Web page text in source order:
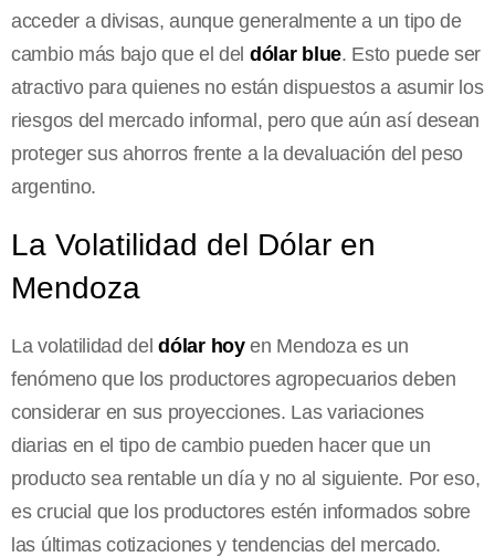
acceder a divisas, aunque generalmente a un tipo de
cambio más bajo que el del dólar blue. Esto puede ser
atractivo para quienes no están dispuestos a asumir los
riesgos del mercado informal, pero que aún así desean
proteger sus ahorros frente a la devaluación del peso
argentino.
La Volatilidad del Dólar en
Mendoza
La volatilidad deldólar hoyen Mendoza es un
fenómeno que los productores agropecuarios deben
considerar en sus proyecciones. Las variaciones
diarias en el tipo de cambio pueden hacer que un
producto sea rentable un día y no al siguiente. Por eso,
es crucial que los productores estén informados sobre
las últimas cotizaciones y tendencias del mercado.